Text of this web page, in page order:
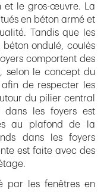
et le gros-œuvre. La
en béton armé et
Tandis que les
ondulé, coulés
comportent des
selon le concept du
afin de respecter les
du pilier central
dans les foyers est
au plafond de la
dans les foyers
est faite avec des
par les fenêtres en